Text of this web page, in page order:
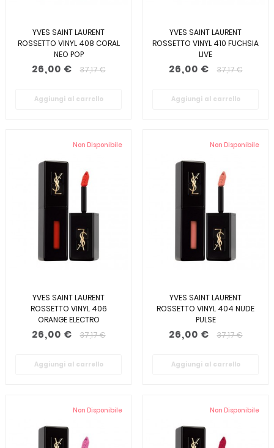
YVES SAINT LAURENT
ROSSETTO VINYL 408 CORAL
NEO POP
26,00 € 37,17 €
Aggiungi al carrello
YVES SAINT LAURENT
ROSSETTO VINYL 410 FUCHSIA
LIVE
26,00 € 37,17 €
Aggiungi al carrello
Non Disponibile
YVES SAINT LAURENT
ROSSETTO VINYL 406
ORANGE ELECTRO
26,00 € 37,17 €
Aggiungi al carrello
Non Disponibile
YVES SAINT LAURENT
ROSSETTO VINYL 404 NUDE
PULSE
26,00 € 37,17 €
Aggiungi al carrello
Non Disponibile Non Disponibile